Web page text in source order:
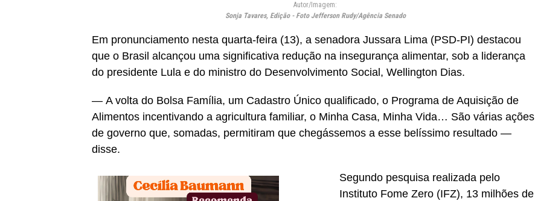
Autor/Imagem:
Sonja Tavares, Edição - Foto Jefferson Rudy/Agência Senado
Em pronunciamento nesta quarta-feira (13), a senadora Jussara Lima (PSD-PI) destacou
que o Brasil alcançou uma significativa redução na insegurança alimentar, sob a liderança
do presidente Lula e do ministro do Desenvolvimento Social, Wellington Dias.
— A volta do Bolsa Família, um Cadastro Único qualificado, o Programa de Aquisição de
Alimentos incentivando a agricultura familiar, o Minha Casa, Minha Vida… São várias ações
de governo que, somadas, permitiram que chegássemos a esse belíssimo resultado —
disse.
Segundo pesquisa realizada pelo
Instituto Fome Zero (IFZ), 13 milhões de